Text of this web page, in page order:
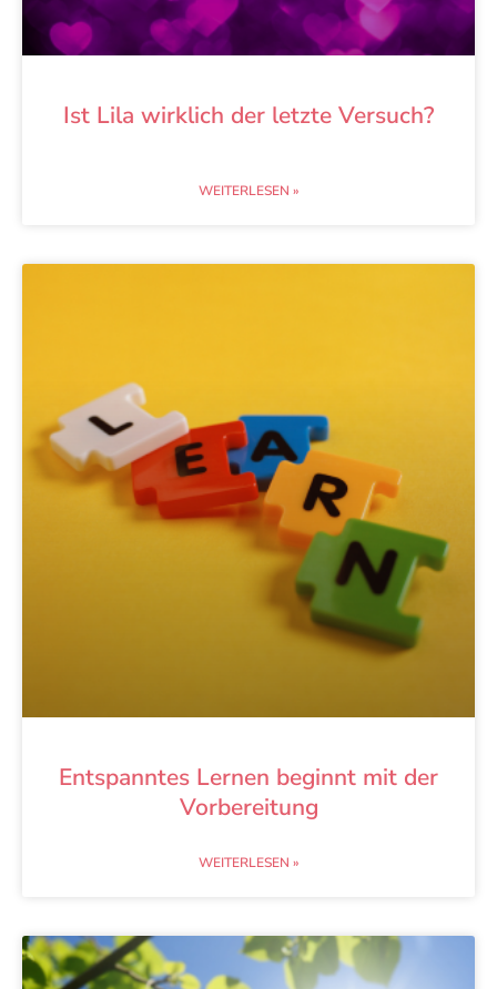
Ist Lila wirklich der letzte Versuch?
WEITERLESEN »
Entspanntes Lernen beginnt mit der
Vorbereitung
WEITERLESEN »